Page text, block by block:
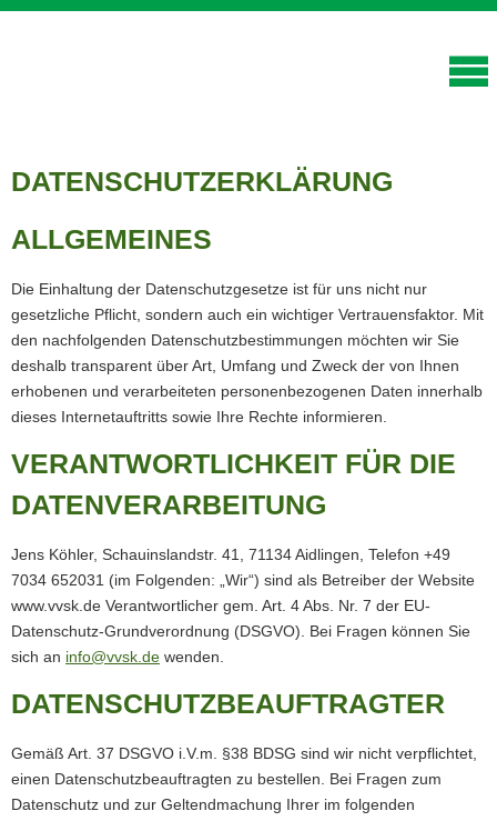
DATENSCHUTZERKLÄRUNG
ALLGEMEINES
Die Einhaltung der Datenschutzgesetze ist für uns nicht nur
gesetzliche Pflicht, sondern auch ein wichtiger Vertrauensfaktor. Mit
den nachfolgenden Datenschutzbestimmungen möchten wir Sie
deshalb transparent über Art, Umfang und Zweck der von Ihnen
erhobenen und verarbeiteten personenbezogenen Daten innerhalb
dieses Internetauftritts sowie Ihre Rechte informieren.
VERANTWORTLICHKEIT FÜR DIE
DATENVERARBEITUNG
Jens Köhler, Schauinslandstr. 41, 71134 Aidlingen, Telefon +49
7034 652031 (im Folgenden: „Wir“) sind als Betreiber der Website
www.vvsk.de Verantwortlicher gem. Art. 4 Abs. Nr. 7 der EU-
Datenschutz-Grundverordnung (DSGVO). Bei Fragen können Sie
sich an info@vvsk.de wenden.
DATENSCHUTZBEAUFTRAGTER
Gemäß Art. 37 DSGVO i.V.m. §38 BDSG sind wir nicht verpflichtet,
einen Datenschutzbeauftragten zu bestellen. Bei Fragen zum
Datenschutz und zur Geltendmachung Ihrer im folgenden